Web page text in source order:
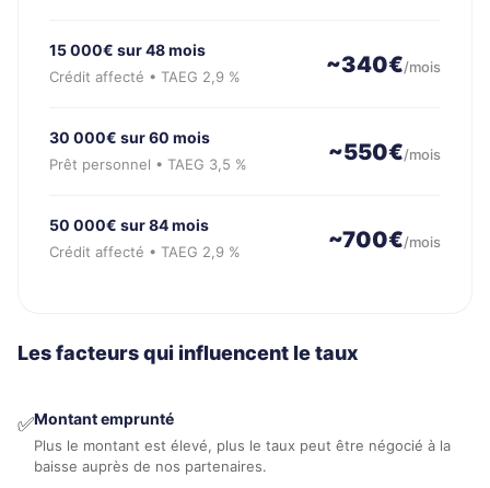
15 000€ sur 48 mois
Crédit affecté • TAEG 2,9 % ~340€/mois
30 000€ sur 60 mois
Prêt personnel • TAEG 3,5 % ~550€/mois
50 000€ sur 84 mois
Crédit affecté • TAEG 2,9 % ~700€/mois
Les facteurs qui influencent le taux
✅Montant emprunté
Plus le montant est élevé, plus le taux peut être négocié à la
baisse auprès de nos partenaires.